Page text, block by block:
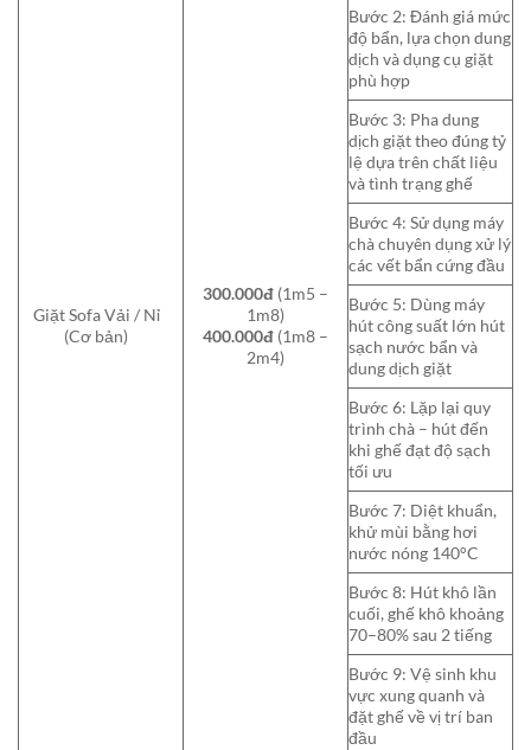
Giặt Sofa Vải / Nỉ
(Cơ bản)
300.000đ (1m5 –
1m8)
400.000đ (1m8 –
2m4)
Bước 2: Đánh giá mức
độ bẩn, lựa chọn dung
dịch và dụng cụ giặt
phù hợp
Bước 3: Pha dung
dịch giặt theo đúng tỷ
lệ dựa trên chất liệu
và tình trạng ghế
Bước 4: Sử dụng máy
chà chuyên dụng xử lý
các vết bẩn cứng đầu
Bước 5: Dùng máy
hút công suất lớn hút
sạch nước bẩn và
dung dịch giặt
Bước 6: Lặp lại quy
trình chà – hút đến
khi ghế đạt độ sạch
tối ưu
Bước 7: Diệt khuẩn,
khử mùi bằng hơi
nước nóng 140°C
Bước 8: Hút khô lần
cuối, ghế khô khoảng
70–80% sau 2 tiếng
Bước 9: Vệ sinh khu
vực xung quanh và
đặt ghế về vị trí ban
đầu